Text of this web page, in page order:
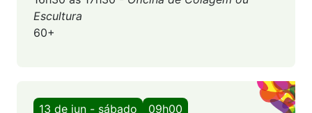
Escultura
60+
13 de jun - sábado 09h00